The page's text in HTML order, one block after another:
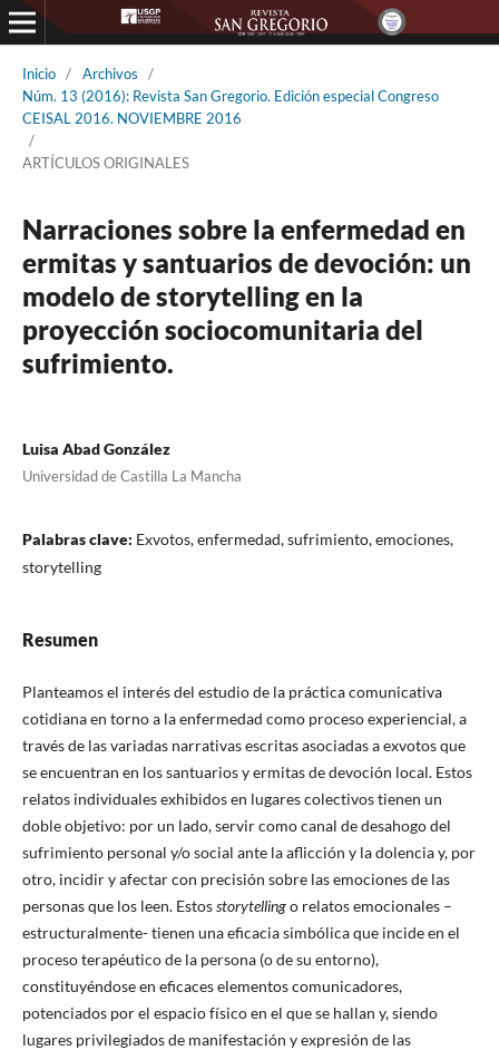
Inicio / Archivos
/
Núm. 13 (2016): Revista San Gregorio. Edición especial Congreso
CEISAL 2016. NOVIEMBRE 2016
/
ARTÍCULOS ORIGINALES
Narraciones sobre la enfermedad en
ermitas y santuarios de devoción: un
modelo de storytelling en la
proyección sociocomunitaria del
sufrimiento.
Luisa Abad González
Universidad de Castilla La Mancha
Palabras clave: Exvotos, enfermedad, sufrimiento, emociones,
storytelling
Resumen
Planteamos el interés del estudio de la práctica comunicativa
cotidiana en torno a la enfermedad como proceso experiencial, a
través de las variadas narrativas escritas asociadas a exvotos que
se encuentran en los santuarios y ermitas de devoción local. Estos
relatos individuales exhibidos en lugares colectivos tienen un
doble objetivo: por un lado, servir como canal de desahogo del
sufrimiento personal y/o social ante la aflicción y la dolencia y, por
otro, incidir y afectar con precisión sobre las emociones de las
personas que los leen. Estosstorytellingo relatos emocionales –
estructuralmente- tienen una eficacia simbólica que incide en el
proceso terapéutico de la persona (o de su entorno),
constituyéndose en eficaces elementos comunicadores,
potenciados por el espacio físico en el que se hallan y, siendo
lugares privilegiados de manifestación y expresión de las